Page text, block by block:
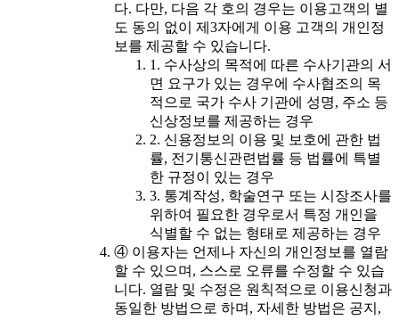
다. 다만, 다음 각 호의 경우는 이용고객의 별
도 동의 없이 제3자에게 이용 고객의 개인정
보를 제공할 수 있습니다.
1. 수사상의 목적에 따른 수사기관의 서
면 요구가 있는 경우에 수사협조의 목
적으로 국가 수사 기관에 성명, 주소 등
신상정보를 제공하는 경우
2. 신용정보의 이용 및 보호에 관한 법
률, 전기통신관련법률 등 법률에 특별
한 규정이 있는 경우
3. 통계작성, 학술연구 또는 시장조사를
위하여 필요한 경우로서 특정 개인을
식별할 수 없는 형태로 제공하는 경우
④ 이용자는 언제나 자신의 개인정보를 열람
할 수 있으며, 스스로 오류를 수정할 수 있습
니다. 열람 및 수정은 원칙적으로 이용신청과
동일한 방법으로 하며, 자세한 방법은 공지,